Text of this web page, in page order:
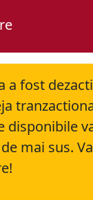
a fost
disponibile
mai sus.